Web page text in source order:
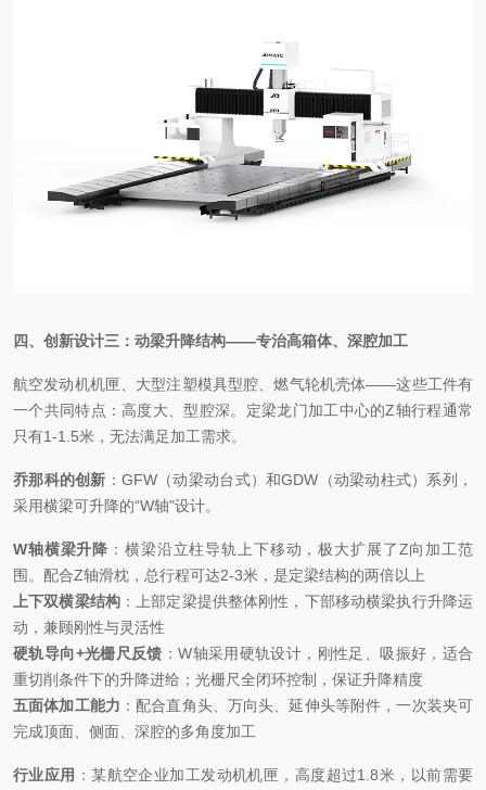
四、创新设计三：动梁升降结构——专治高箱体、深腔加工
航空发动机机匣、大型注塑模具型腔、燃气轮机壳体——这些工件有
一个共同特点：高度大、型腔深。定梁龙门加工中心的Z轴行程通常
只有1-1.5米，无法满足加工需求。
乔那科的创新 ： GFW（动梁动台式）和GDW（动梁动柱式）系列，
采用横梁可升降的“W轴"设计。
W轴横梁升降 ：横梁沿立柱导轨上下移动，极大扩展了Z向加工范
围。配合Z轴滑枕，总行程可达2-3米，是定梁结构的两倍以上
上下双横梁结构：上部定梁提供整体刚性，下部移动横梁执行升降运
动，兼顾刚性与灵活性
硬轨导向+光栅尺反馈 ：W轴采用硬轨设计，刚性足、吸振好，适合
重切削条件下的升降进给；光栅尺全闭环控制，保证升降精度
五面体加工能力 ：配合直角头、万向头、延伸头等附件，一次装夹可
完成顶面、侧面、深腔的多角度加工
行业应用 ：某航空企业加工发动机机匣，高度超过1.8米，以前需要